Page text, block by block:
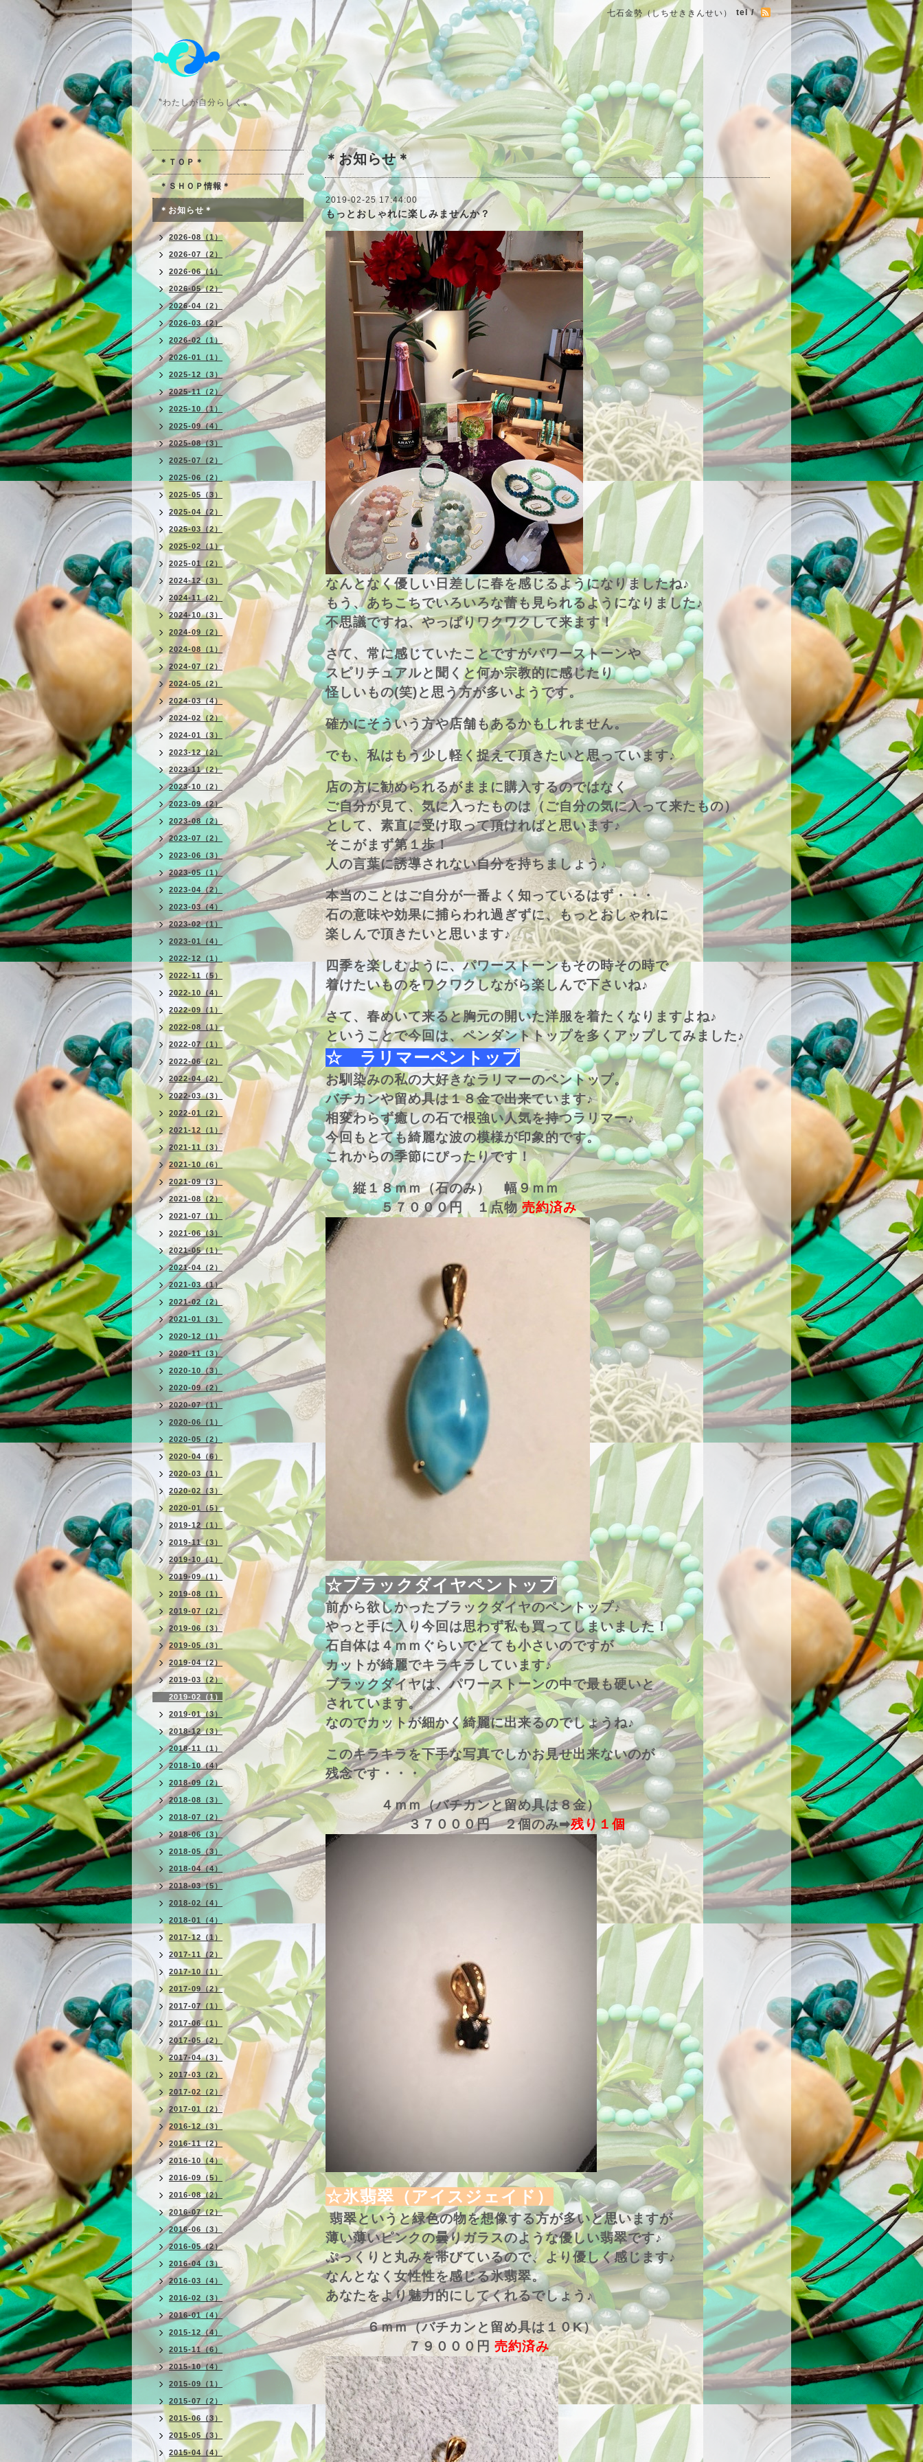
七石金勢（しちせききんせい） tel /
〝わたしが自分らしく〟
＊お知らせ＊
2019-02-25 17:44:00
もっとおしゃれに楽しみませんか？
なんとなく優しい日差しに春を感じるようになりましたね♪
もう、あちこちでいろいろな蕾も見られるようになりました♪
不思議ですね、やっぱりワクワクして来ます！
さて、常に感じていたことですがパワーストーンや
スピリチュアルと聞くと何か宗教的に感じたり
怪しいもの(笑)と思う方が多いようです。
確かにそういう方や店舗もあるかもしれません。
でも、私はもう少し軽く捉えて頂きたいと思っています♪
店の方に勧められるがままに購入するのではなく
ご自分が見て、気に入ったものは（ご自分の気に入って来たもの）
として、素直に受け取って頂ければと思います♪
そこがまず第１歩！
人の言葉に誘導されない自分を持ちましょう♪
本当のことはご自分が一番よく知っているはず・・・
石の意味や効果に捕らわれ過ぎずに、もっとおしゃれに
楽しんで頂きたいと思います♪
四季を楽しむように、パワーストーンもその時その時で
着けたいものをワクワクしながら楽しんで下さいね♪
さて、春めいて来ると胸元の開いた洋服を着たくなりますよね♪
ということで今回は、ペンダントトップを多くアップしてみました♪
☆ ラリマーペントップ
お馴染みの私の大好きなラリマーのペントップ。
バチカンや留め具は１８金で出来ています♪
相変わらず癒しの石で根強い人気を持つラリマー♪
今回もとても綺麗な波の模様が印象的です。
これからの季節にぴったりです！
縦１８ｍｍ（石のみ） 幅９ｍｍ
５７０００円 １点物売約済み
☆ブラックダイヤペントップ
前から欲しかったブラックダイヤのペントップ♪
やっと手に入り今回は思わず私も買ってしまいました！
石自体は４ｍｍぐらいでとても小さいのですが
カットが綺麗でキラキラしています♪
ブラックダイヤは、パワーストーンの中で最も硬いと
されています。
なのでカットが細かく綺麗に出来るのでしょうね♪
このキラキラを下手な写真でしかお見せ出来ないのが
残念です・・・
４ｍｍ（バチカンと留め具は８金）
３７０００円 ２個のみ➡残り１個
☆氷翡翠（アイスジェイド）
翡翠というと緑色の物を想像する方が多いと思いますが
薄い薄いピンクの曇りガラスのような優しい翡翠です♪
ぷっくりと丸みを帯びているので、より優しく感じます♪
なんとなく女性性を感じる氷翡翠。
あなたをより魅力的にしてくれるでしょう♪
６ｍｍ（バチカンと留め具は１０K）
７９０００円 売約済み
＊ＴＯＰ＊
＊ＳＨＯＰ情報＊
＊お知らせ＊
2026-08（1）
2026-07（2）
2026-06（1）
2026-05（2）
2026-04（2）
2026-03（2）
2026-02（1）
2026-01（1）
2025-12（3）
2025-11（2）
2025-10（1）
2025-09（4）
2025-08（3）
2025-07（2）
2025-06（2）
2025-05（3）
2025-04（2）
2025-03（2）
2025-02（1）
2025-01（2）
2024-12（3）
2024-11（2）
2024-10（3）
2024-09（2）
2024-08（1）
2024-07（2）
2024-05（2）
2024-03（4）
2024-02（2）
2024-01（3）
2023-12（2）
2023-11（2）
2023-10（2）
2023-09（2）
2023-08（2）
2023-07（2）
2023-06（3）
2023-05（1）
2023-04（2）
2023-03（4）
2023-02（1）
2023-01（4）
2022-12（1）
2022-11（5）
2022-10（4）
2022-09（1）
2022-08（1）
2022-07（1）
2022-06（2）
2022-04（2）
2022-03（3）
2022-01（2）
2021-12（1）
2021-11（3）
2021-10（6）
2021-09（3）
2021-08（2）
2021-07（1）
2021-06（3）
2021-05（1）
2021-04（2）
2021-03（1）
2021-02（2）
2021-01（3）
2020-12（1）
2020-11（3）
2020-10（3）
2020-09（2）
2020-07（1）
2020-06（1）
2020-05（2）
2020-04（6）
2020-03（1）
2020-02（3）
2020-01（5）
2019-12（1）
2019-11（3）
2019-10（1）
2019-09（1）
2019-08（1）
2019-07（2）
2019-06（3）
2019-05（3）
2019-04（2）
2019-03（2）
2019-02（1）
2019-01（3）
2018-12（3）
2018-11（1）
2018-10（4）
2018-09（2）
2018-08（3）
2018-07（2）
2018-06（3）
2018-05（3）
2018-04（4）
2018-03（5）
2018-02（4）
2018-01（4）
2017-12（1）
2017-11（2）
2017-10（1）
2017-09（2）
2017-07（1）
2017-06（1）
2017-05（2）
2017-04（3）
2017-03（2）
2017-02（2）
2017-01（2）
2016-12（3）
2016-11（2）
2016-10（4）
2016-09（5）
2016-08（2）
2016-07（2）
2016-06（3）
2016-05（2）
2016-04（3）
2016-03（4）
2016-02（3）
2016-01（4）
2015-12（4）
2015-11（6）
2015-10（4）
2015-09（1）
2015-07（2）
2015-06（3）
2015-05（3）
2015-04（4）